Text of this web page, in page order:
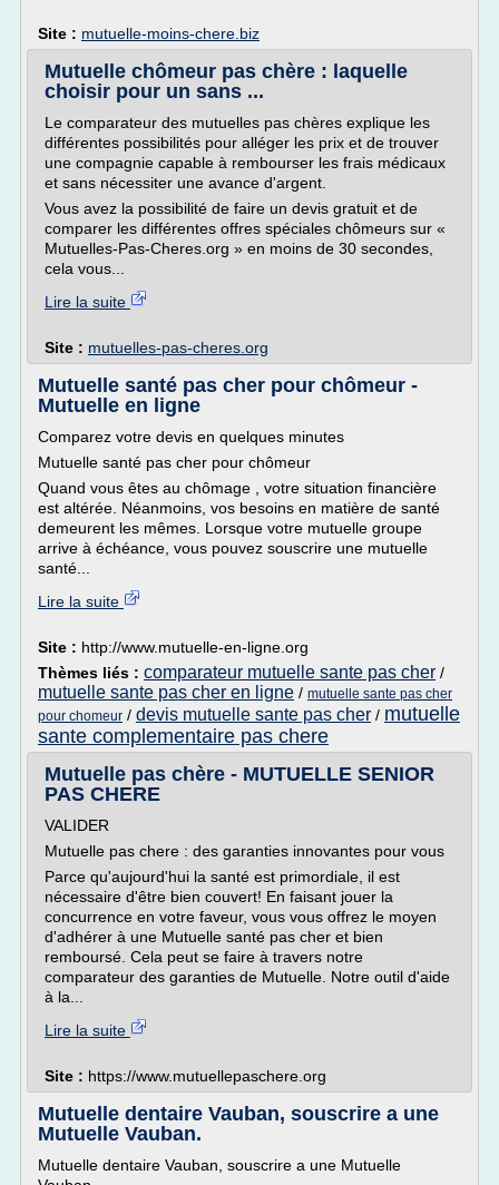
Site : mutuelle-moins-chere.biz
Mutuelle chômeur pas chère : laquelle
choisir pour un sans ...
Le comparateur des mutuelles pas chères explique les
différentes possibilités pour alléger les prix et de trouver
une compagnie capable à rembourser les frais médicaux
et sans nécessiter une avance d'argent.
Vous avez la possibilité de faire un devis gratuit et de
comparer les différentes offres spéciales chômeurs sur «
Mutuelles-Pas-Cheres.org » en moins de 30 secondes,
cela vous...
Lire la suite
Site : mutuelles-pas-cheres.org
Mutuelle santé pas cher pour chômeur -
Mutuelle en ligne
Comparez votre devis en quelques minutes
Mutuelle santé pas cher pour chômeur
Quand vous êtes au chômage , votre situation financière
est altérée. Néanmoins, vos besoins en matière de santé
demeurent les mêmes. Lorsque votre mutuelle groupe
arrive à échéance, vous pouvez souscrire une mutuelle
santé...
Lire la suite
Site : http://www.mutuelle-en-ligne.org
Thèmes liés : comparateur mutuelle sante pas cher /
mutuelle sante pas cher en ligne / mutuelle sante pas cher
pour chomeur / devis mutuelle sante pas cher / mutuelle
sante complementaire pas chere
Mutuelle pas chère - MUTUELLE SENIOR
PAS CHERE
VALIDER
Mutuelle pas chere : des garanties innovantes pour vous
Parce qu'aujourd'hui la santé est primordiale, il est
nécessaire d'être bien couvert! En faisant jouer la
concurrence en votre faveur, vous vous offrez le moyen
d'adhérer à une Mutuelle santé pas cher et bien
remboursé. Cela peut se faire à travers notre
comparateur des garanties de Mutuelle. Notre outil d'aide
à la...
Lire la suite
Site : https://www.mutuellepaschere.org
Mutuelle dentaire Vauban, souscrire a une
Mutuelle Vauban.
Mutuelle dentaire Vauban, souscrire a une Mutuelle